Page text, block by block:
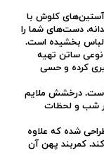
کلوش با
دست‌های شما را
لباس بخشیده است.
نوعی ساتن تهیه
کرده و حسی
درخشش ملایم
در شب و لحظات
شده که علاوه
کمربند پهن آن